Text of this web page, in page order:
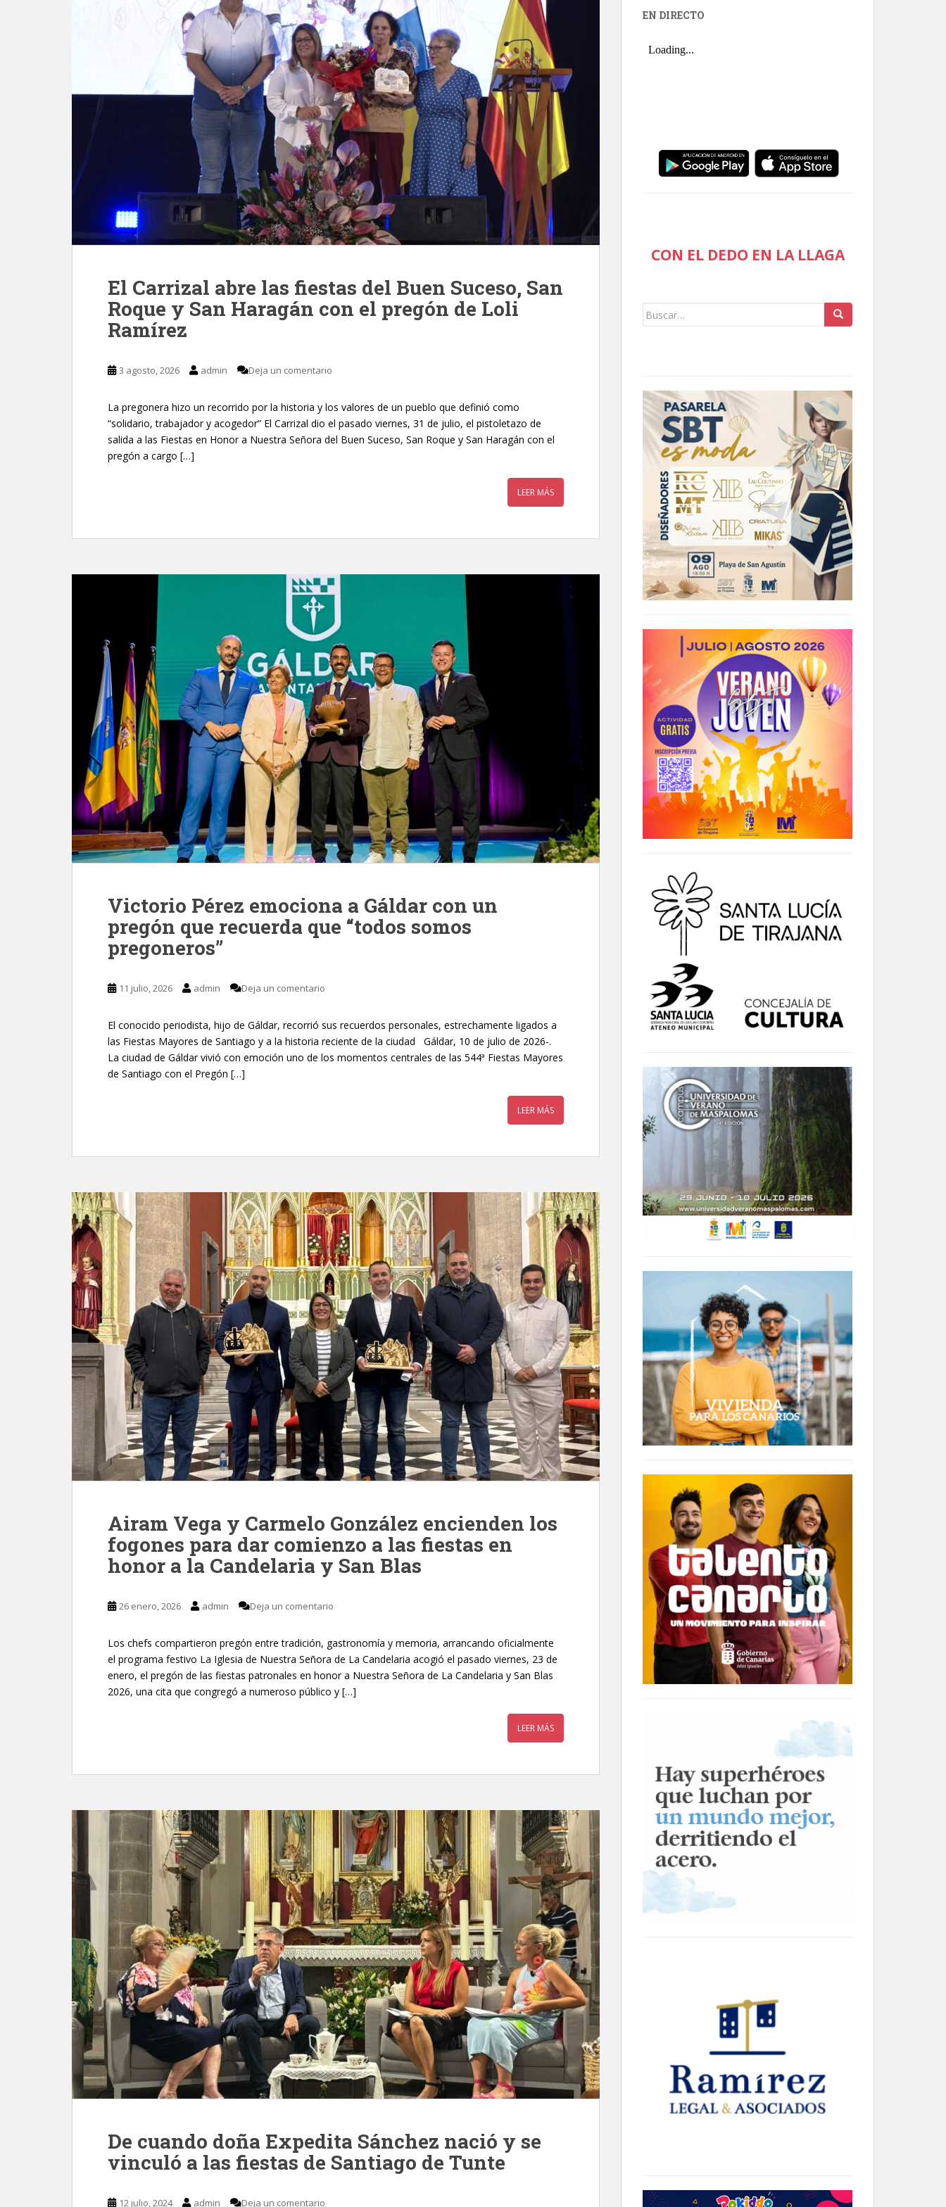
El Carrizal abre las fiestas del Buen Suceso, San
Roque y San Haragán con el pregón de Loli
Ramírez
3 agosto, 2026 admin Deja un comentario
La pregonera hizo un recorrido por la historia y los valores de un pueblo que definió como
“solidario, trabajador y acogedor” El Carrizal dio el pasado viernes, 31 de julio, el pistoletazo de
salida a las Fiestas en Honor a Nuestra Señora del Buen Suceso, San Roque y San Haragán con el
pregón a cargo […]
LEER MÁS
Victorio Pérez emociona a Gáldar con un
pregón que recuerda que “todos somos
pregoneros”
11 julio, 2026 admin Deja un comentario
El conocido periodista, hijo de Gáldar, recorrió sus recuerdos personales, estrechamente ligados a
las Fiestas Mayores de Santiago y a la historia reciente de la ciudad Gáldar, 10 de julio de 2026-.
La ciudad de Gáldar vivió con emoción uno de los momentos centrales de las 544ª Fiestas Mayores
de Santiago con el Pregón […]
LEER MÁS
Airam Vega y Carmelo González encienden los
fogones para dar comienzo a las fiestas en
honor a la Candelaria y San Blas
26 enero, 2026 admin Deja un comentario
Los chefs compartieron pregón entre tradición, gastronomía y memoria, arrancando oficialmente
el programa festivo La Iglesia de Nuestra Señora de La Candelaria acogió el pasado viernes, 23 de
enero, el pregón de las fiestas patronales en honor a Nuestra Señora de La Candelaria y San Blas
2026, una cita que congregó a numeroso público y […]
LEER MÁS
De cuando doña Expedita Sánchez nació y se
vinculó a las fiestas de Santiago de Tunte
12 julio, 2024 admin Deja un comentario
EN DIRECTO
CON EL DEDO EN LA LLAGA
Buscar: